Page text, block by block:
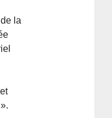
la